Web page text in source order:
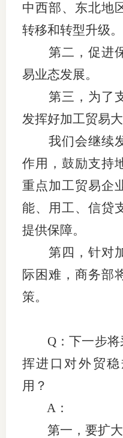
中西部、东北地
转移和转型升级。
第二，促进保
易业态发展。
第三，为了支
发挥好加工贸易
我们会继续发
作用，鼓励支持
重点加工贸易企
能、用工、信贷
提供保障。
第四，针对加
际困难，商务部
策。
Q：下一步
挥进口对外贸
用？
A：
第一，要扩大